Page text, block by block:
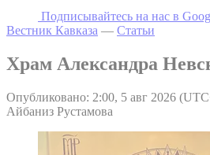
Подписывайтесь на наc в
Вестник Кавказа — Статьи
Храм Александра
Опубликовано: 2:00, 5 авг 2026
Айбаниз Рустамова